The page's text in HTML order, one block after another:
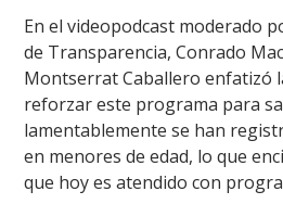
En el videopodcast moderado
de Transparencia, Conrado
Montserrat Caballero enfatizó
reforzar este programa para
lamentablemente se han
en menores de edad, lo que
que hoy es atendido con